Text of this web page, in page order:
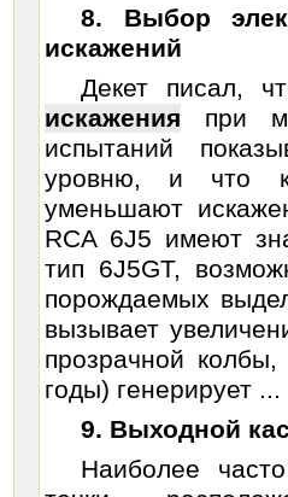
8. Выбор
искажений
Декет писал,
искажения при
испытаний
уровню, и что
уменьшают
RCA 6J5 имеют
тип 6J5GT,
порождаемых
вызывает
прозрачной
годы) генерирует ...
9. Выходной
Наиболее